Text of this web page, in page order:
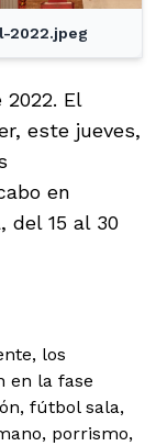
2022.jpeg
2022. El
este jueves,
en
del 15 al 30
los
en la fase
fútbol sala,
porrismo,